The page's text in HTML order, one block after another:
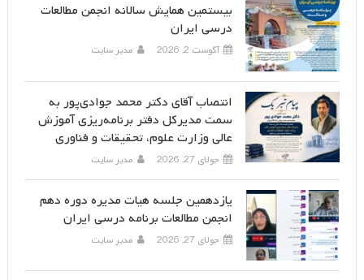
بیستمین همایش سالانه انجمن مطالعات
درسی ایران
آگوست 2, 2026 مدیر سایت
انتصاب آقای دکتر محمد جوادی‌پور به
سمت مدیرکل دفتر برنامه‌ریزی آموزش
عالی وزارت علوم، تحقیقات و فناوری
جولای 27, 2026 مدیر سایت
یازدهمین جلسه هیات مدیره دوره دهم
انجمن مطالعات برنامه درسی ایران
جولای 27, 2026 مدیر سایت